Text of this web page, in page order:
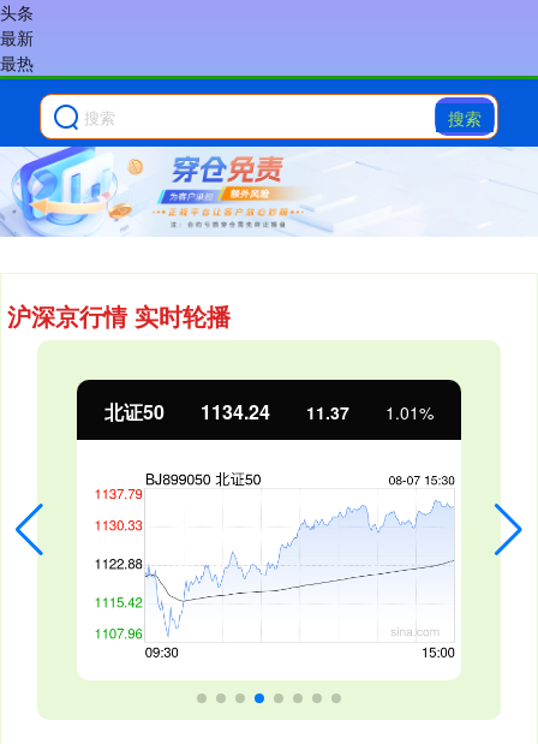
搜索
沪深京行情 实时轮播
创业板指 3563.12 47.56 1.35%
头条
最新
最热